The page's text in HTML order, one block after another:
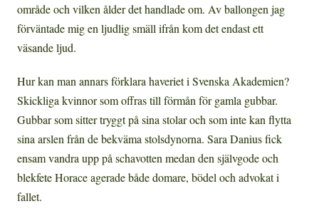
område och vilken ålder det handlade om. Av ballongen jag
förväntade mig en ljudlig smäll ifrån kom det endast ett
väsande ljud.
Hur kan man annars förklara haveriet i Svenska Akademien?
Skickliga kvinnor som offras till förmån för gamla gubbar.
Gubbar som sitter tryggt på sina stolar och som inte kan flytta
sina arslen från de bekväma stolsdynorna. Sara Danius fick
ensam vandra upp på schavotten medan den självgode och
blekfete Horace agerade både domare, bödel och advokat i
fallet.